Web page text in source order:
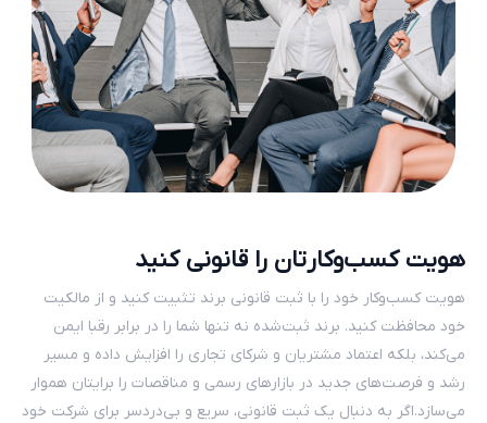
هویت کسب‌وکارتان را قانونی کنید
هویت کسب‌وکار خود را با ثبت قانونی برند تثبیت کنید و از مالکیت
خود محافظت کنید. برند ثبت‌شده نه تنها شما را در برابر رقبا ایمن
می‌کند، بلکه اعتماد مشتریان و شرکای تجاری را افزایش داده و مسیر
رشد و فرصت‌های جدید در بازارهای رسمی و مناقصات را برایتان هموار
می‌سازد.اگر به دنبال یک ثبت قانونی، سریع و بی‌دردسر برای شرکت خود